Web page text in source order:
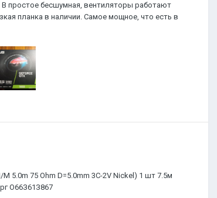
простое бесшумная, вентиляторы работают
планка в наличии. Самое мощное, что есть в
5.0m 75 Ohm D=5.0mm 3C-2V Nickel) 1 шт 7.5м
О66З61З867